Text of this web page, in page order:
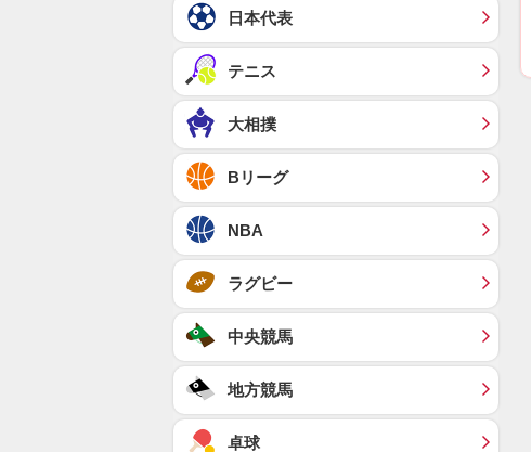
日本代表
テニス
大相撲
Bリーグ
NBA
ラグビー
中央競馬
地方競馬
卓球